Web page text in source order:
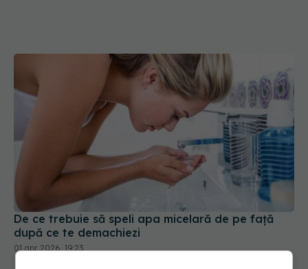
De ce trebuie să speli apa micelară de pe față
după ce te demachiezi